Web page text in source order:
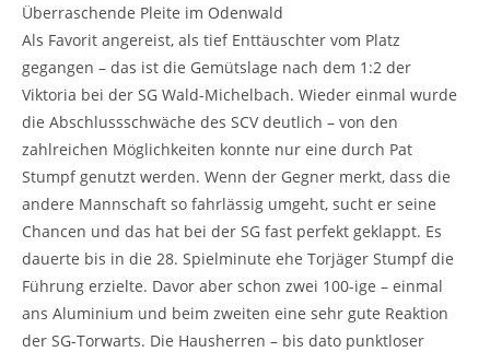
Überraschende Pleite im Odenwald
Als Favorit angereist, als tief Enttäuschter vom Platz
gegangen – das ist die Gemütslage nach dem 1:2 der
Viktoria bei der SG Wald-Michelbach. Wieder einmal wurde
die Abschlussschwäche des SCV deutlich – von den
zahlreichen Möglichkeiten konnte nur eine durch Pat
Stumpf genutzt werden. Wenn der Gegner merkt, dass die
andere Mannschaft so fahrlässig umgeht, sucht er seine
Chancen und das hat bei der SG fast perfekt geklappt. Es
dauerte bis in die 28. Spielminute ehe Torjäger Stumpf die
Führung erzielte. Davor aber schon zwei 100-ige – einmal
ans Aluminium und beim zweiten eine sehr gute Reaktion
der SG-Torwarts. Die Hausherren – bis dato punktloser